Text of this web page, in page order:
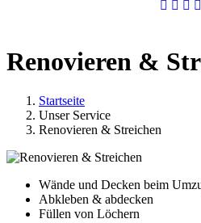
Renovieren &
Startseite
Unser Service
Renovieren & Streichen
Wände und Decken beim
Abkleben & abdecken
Füllen von Löchern